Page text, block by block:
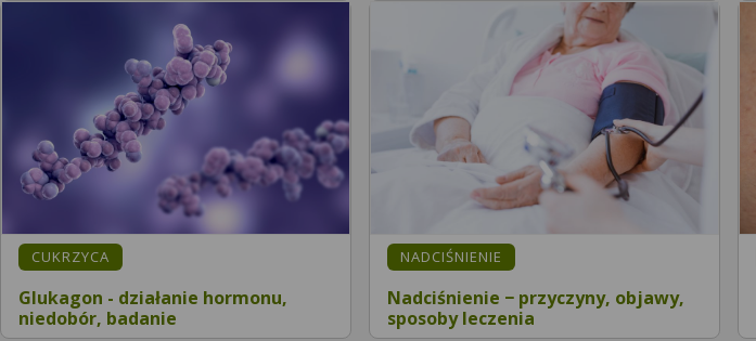
CUKRZYCA
Glukagon - działanie hormonu,
niedobór, badanie
NADCIŚNIENIE
Nadciśnienie − przyczyny, objawy,
sposoby leczenia